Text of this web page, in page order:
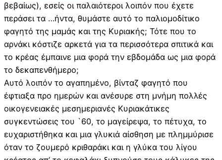
βεβαίως), εσείς οι παλαιότεροι λοιπόν που έχετε
περάσει τα …ήντα, θυμάστε αυτό το παλιομοδίτικο
φαγητό της μαμάς και της Κυριακής; Τότε που το
αρνάκι κόστιζε αρκετά για τα περισσότερα σπιτικά και
το κρέας έμπαινε μια φορά την εβδομάδα ως μια φορά
το δεκαπενθήμερο;
Αυτό λοιπόν το αγαπημένο, βίνταζ φαγητό που
έφτιαξα προ ημερών και ανέσυρε στη μνήμη πολλές
οικογενειακές μεσημεριανές Κυριακάτικες
συγκεντώσεις του `60, το μαγείρεψα, το πέτυχα, το
ευχαριστήθηκα και μια γλυκιά αίσθηση με πλημμύρισε
όταν το ζουμερό κριθαράκι και η γλύκα του λίγου